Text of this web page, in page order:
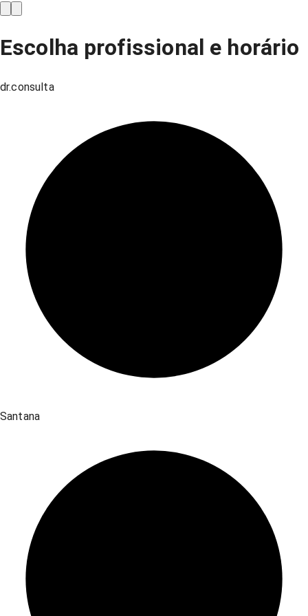
Escolha profissional e horário
dr.consulta
Santana